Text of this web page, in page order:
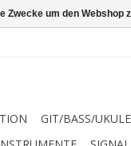
GIT/BASS/
Zwecke um den Webshop